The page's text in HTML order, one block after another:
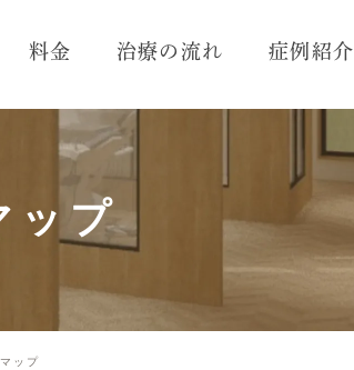
料金 治療の流れ 症例紹介
ップ
ップ